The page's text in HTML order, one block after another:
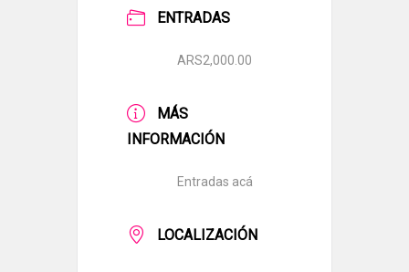
ENTRADAS
ARS2,000.00
MÁS
INFORMACIÓN
Entradas acá
LOCALIZACIÓN